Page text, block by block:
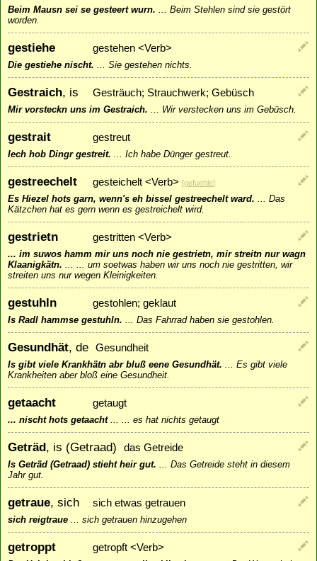
Beim Mausn sei se gesteert wurn.
Beim Stehlen sind sie gestört
worden.
gestiehe gestehen <Verb>
Die gestiehe nischt. Sie gestehen nichts.
Gestraich, is Gesträuch; Strauchwerk; Gebüsch
Mir vorsteckn uns im Gestraich. Wir verstecken uns im Gebüsch.
gestrait gestreut
Iech hob Dingr gestreit. Ich habe Dünger gestreut.
gestreechelt gesteichelt <Verb> [gefuehle]
Es Hiezel hots garn, wenn's eh bissel gestreechelt ward.
Das
Kätzchen hat es gern wenn es gestreichelt wird.
gestrietn gestritten <Verb>
... im suwos hamm mir uns noch nie gestrietn, mir streitn nur wagn
Klaanigkätn.
... um soetwas haben wir uns noch nie gestritten, wir
streiten uns nur wegen Kleinigkeiten.
gestuhln gestohlen; geklaut
Is Radl hammse gestuhln. Das Fahrrad haben sie gestohlen.
Gesundhät, de Gesundheit
Is gibt viele Krankhätn abr bluß eene Gesundhät.
Es gibt viele
Krankheiten aber bloß eine Gesundheit.
getaacht getaugt
... nischt hots getaacht... ... es hat nichts getaugt
Geträd, is (Getraad) das Getreide
Is Geträd (Getraad) stieht heir gut.
Das Getreide steht in diesem
Jahr gut.
getraue, sich sich etwas getrauen
sich reigtraue sich getrauen hinzugehen
getroppt getropft <Verb>